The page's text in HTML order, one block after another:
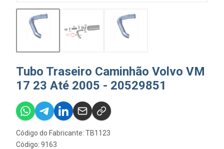
Tubo Traseiro Caminhão Volvo VM
17 23 Até 2005 - 20529851
Código do Fabricante: TB1123
Código: 9163